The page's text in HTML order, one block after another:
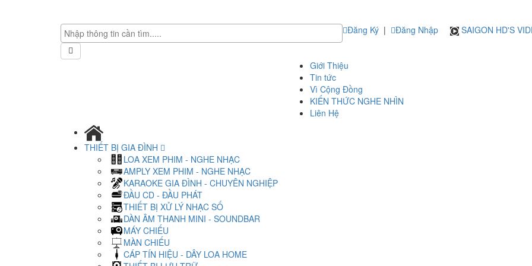
Đăng Ký | Đăng Nhập SAIGON HD'S
Giới Thiệu
Tin tức
Vì Cộng Đồng
KIẾN THỨC NGHE NHÌN
Liên Hệ
THIẾT BỊ GIA ĐÌNH
LOA XEM PHIM - NGHE NHẠC
AMPLY XEM PHIM - NGHE NHẠC
KARAOKE GIA ĐÌNH - CHUYÊN NGHIỆP
ĐẦU CD - ĐẦU PHÁT
THIẾT BỊ XỬ LÝ NHẠC SỐ
DÀN ÂM THANH MINI - SOUNDBAR
MÁY CHIẾU
MÀN CHIẾU
CÁP TÍN HIỆU - DÂY LOA HOME